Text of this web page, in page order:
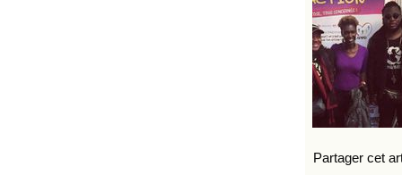
Partager cet